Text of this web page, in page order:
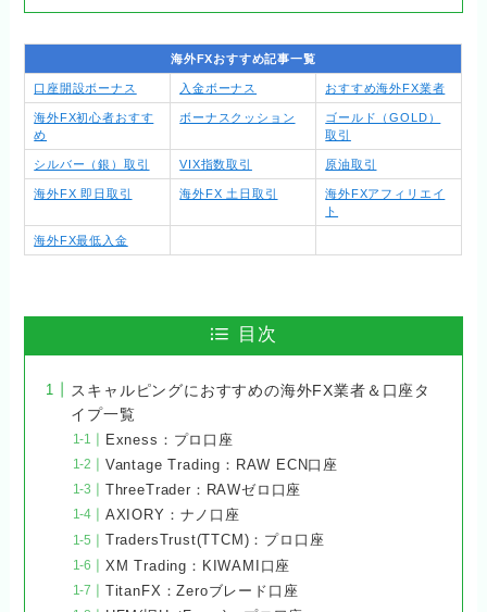
海外FXおすすめ記事一覧
口座開設ボーナス 入金ボーナス おすすめ海外FX業者
海外FX初心者おすす
め
ボーナスクッション
ゴールド（GOLD）
取引
シルバー（銀）取引 VIX指数取引 原油取引
海外FX 即日取引 海外FX 土日取引
海外FXアフィリエイ
ト
海外FX最低入金
目次
スキャルピングにおすすめの海外FX業者＆口座タ
イプ一覧
Exness：プロ口座
Vantage Trading：RAW ECN口座
ThreeTrader：RAWゼロ口座
AXIORY：ナノ口座
TradersTrust(TTCM)：プロ口座
XM Trading：KIWAMI口座
TitanFX：Zeroブレード口座